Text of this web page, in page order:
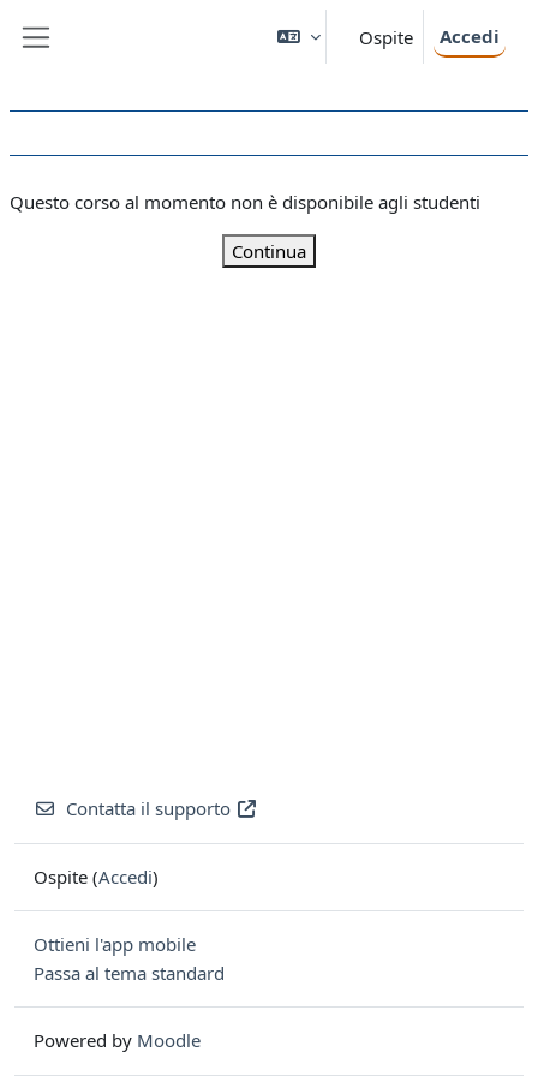
Ospite Accedi
Questo corso al momento non è disponibile agli studenti
Continua
Contatta il supporto
Ospite (Accedi)
Ottieni l'app mobile
Passa al tema standard
Powered by Moodle